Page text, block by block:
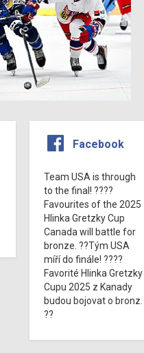
Facebook
Team USA is through
to the final! ????
Favourites of the 2025
Hlinka Gretzky Cup
Canada will battle for
bronze. ??Tým USA
míří do finále! ????
Favorité Hlinka Gretzky
Cupu 2025 z Kanady
budou bojovat o bronz.
??